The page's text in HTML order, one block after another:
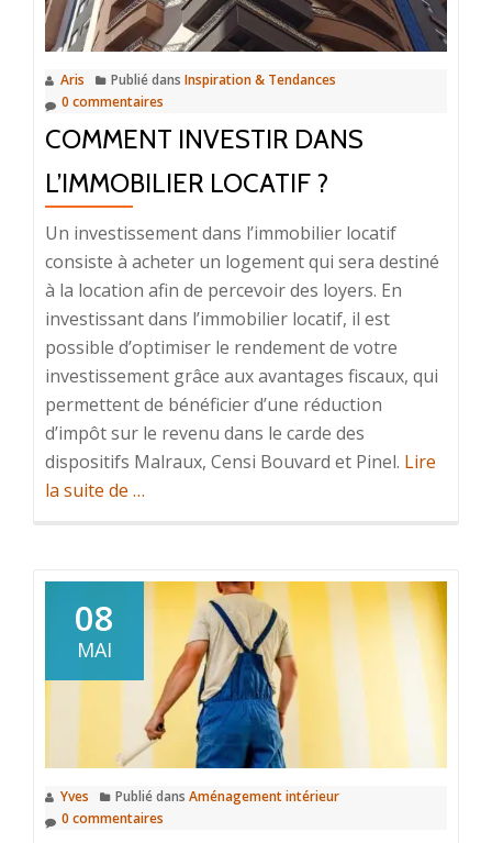
logement
Aris Publié dans Inspiration & Tendances
0 commentaires
COMMENT INVESTIR DANS
L’IMMOBILIER LOCATIF ?
Un investissement dans l’immobilier locatif
consiste à acheter un logement qui sera destiné
à la location afin de percevoir des loyers. En
investissant dans l’immobilier locatif, il est
possible d’optimiser le rendement de votre
investissement grâce aux avantages fiscaux, qui
permettent de bénéficier d’une réduction
d’impôt sur le revenu dans le carde des
dispositifs Malraux, Censi Bouvard et Pinel. Lire
la suite de à
dans
l’immobilier
locatif ?
…
08
MAI
Yves Publié dans Aménagement intérieur
0 commentaires